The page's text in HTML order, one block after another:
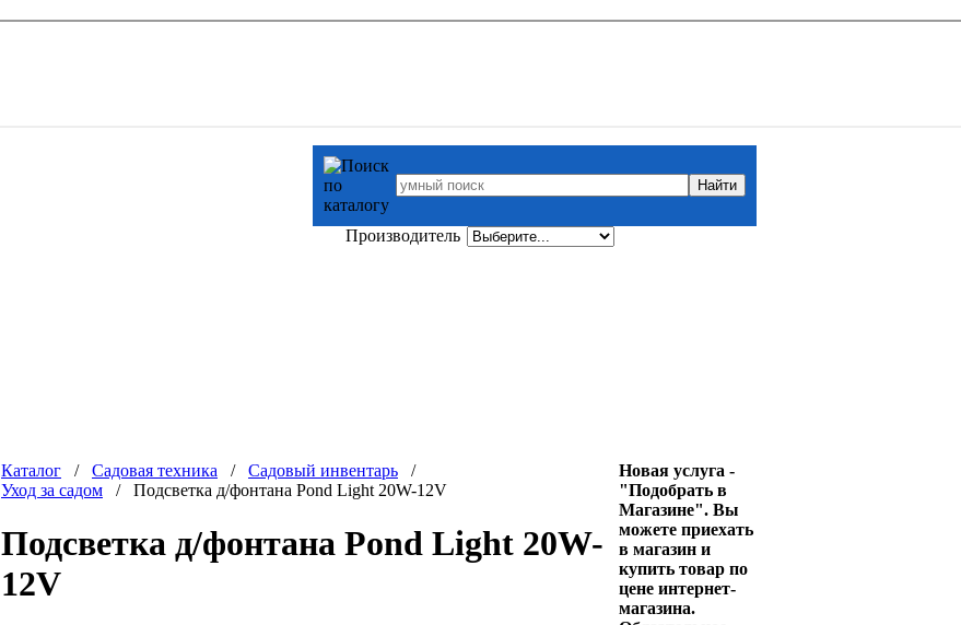
Производитель
Каталог / Садовая техника / Садовый инвентарь /
Уход за садом / Подсветка д/фонтана Pond Light 20W-12V
Подсветка д/фонтана Pond Light 20W-
12V
Новая услуга -
"Подобрать в
Магазине". Вы
можете приехать
в магазин и
купить товар по
цене интернет-
магазина.